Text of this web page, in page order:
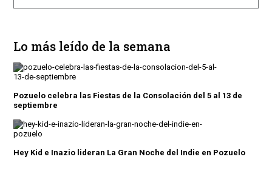
Lo más leído de la semana
Pozuelo celebra las Fiestas de la Consolación del 5 al 13 de
septiembre
Hey Kid e Inazio lideran La Gran Noche del Indie en Pozuelo